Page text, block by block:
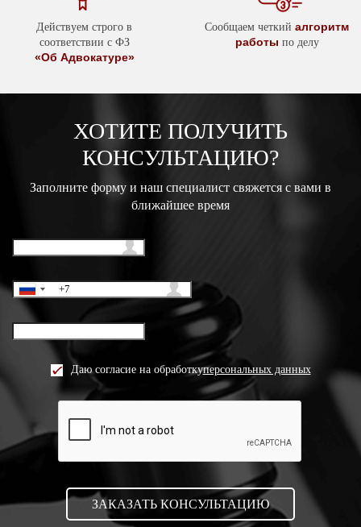
Действуем строго в
соответствии с ФЗ
«Об Адвокатуре»
Сообщаем четкий алгоритм
работы по делу
ХОТИТЕ ПОЛУЧИТЬ
КОНСУЛЬТАЦИЮ?
Заполните форму и наш специалист свяжется с вами в
ближайшее время
Даю согласие на обработкуперсональных данных